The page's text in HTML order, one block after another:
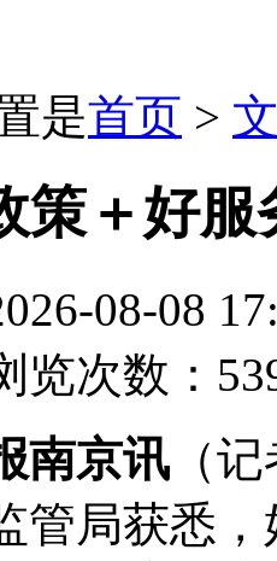
是首页 >
策＋好
08-08
览次数：
南京讯 （
管局获悉